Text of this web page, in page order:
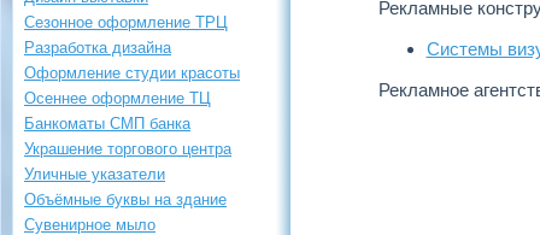
Сезонное оформление ТРЦ
Разработка дизайна
Оформление студии красоты
Осеннее оформление ТЦ
Банкоматы СМП банка
Украшение торгового центра
Уличные указатели
Объёмные буквы на здание
Сувенирное мыло
Рекламные
Системы
Рекламное